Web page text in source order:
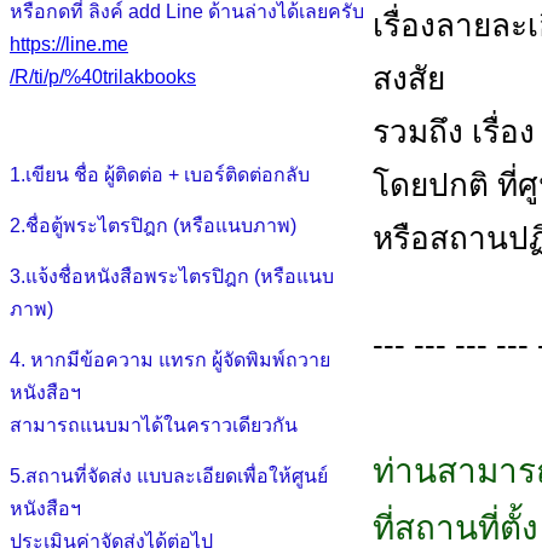
หรือกดที่ ลิงค์ add Line ด้านล่างได้เลยครับ
https://line.me
/R/ti/p/%40trilakbooks
1.เขียน ชื่อ ผู้ติดต่อ + เบอร์ติดต่อกลับ
2.ชื่อตู้พระไตรปิฎก (หรือแนบภาพ)
3.แจ้งชื่อหนังสือพระไตรปิฎก (หรือแนบ
ภาพ)
4. หากมีข้อความ แทรก ผู้จัดพิมพ์ถวาย
หนังสือฯ
สามารถแนบมาได้ในคราวเดียวกัน
5.สถานที่จัดส่ง แบบละเอียดเพื่อให้ศูนย์
หนังสือฯ
ประเมินค่าจัดส่งได้ต่อไป
เรื่องลายล
สงสัย
รวมถึง เรื่อ
โดยปกติ ที่
หรือสถานป
--- --- --- ---
ท่านสามา
ที่สถานที่ตั้